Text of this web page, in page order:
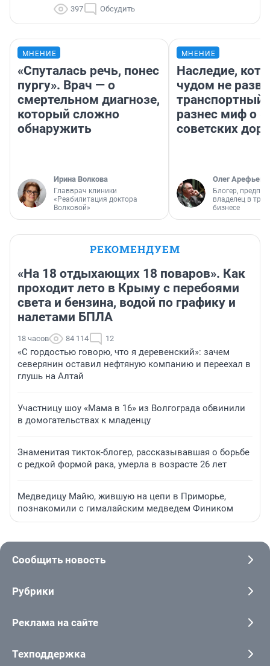
397 Обсудить
МНЕНИЕ
«Спуталась речь, понес
пургу». Врач — о
смертельном диагнозе,
который сложно
обнаружить
Ирина Волкова
Главврач клиники
«Реабилитация доктора
Волковой»
МНЕНИЕ
Наследие,
чудом не
транспортный
разнес миф о
советских
Олег Арефьев
Блогер,
владелец в
бизнесе
РЕКОМЕНДУЕМ
«На 18 отдыхающих 18 поваров». Как
проходит лето в Крыму с перебоями
света и бензина, водой по графику и
налетами БПЛА
18 часов 84 114 12
«С гордостью говорю, что я деревенский»: зачем
северянин оставил нефтяную компанию и переехал в
глушь на Алтай
Участницу шоу «Мама в 16» из Волгограда обвинили
в домогательствах к младенцу
Знаменитая тикток-блогер, рассказывавшая о борьбе
с редкой формой рака, умерла в возрасте 26 лет
Медведицу Майю, жившую на цепи в Приморье,
познакомили с гималайским медведем Фиником
Сообщить новость
Рубрики
Реклама на сайте
Техподдержка